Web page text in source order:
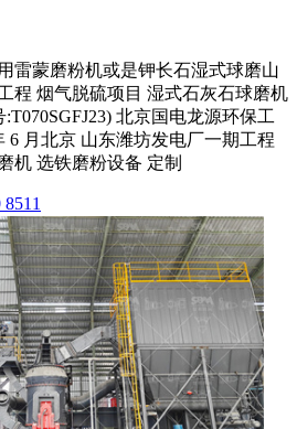
雷蒙磨粉机或是钾长石湿式球磨山
程 烟气脱硫项目 湿式石灰石球磨机
北京国电龙源环保工
6 月北京 山东潍坊发电厂一期工程
机 选铁磨粉设备 定制